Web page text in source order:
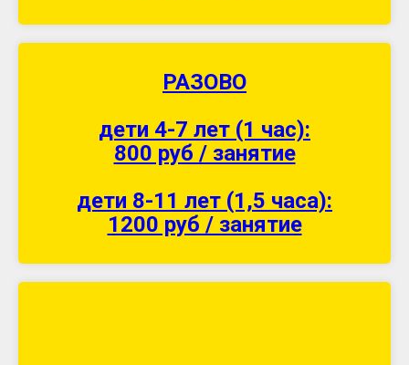
РАЗОВО
дети 4-7 лет (1 час):
800 руб / занятие
дети 8-11 лет (1,5 часа):
1200 руб / занятие